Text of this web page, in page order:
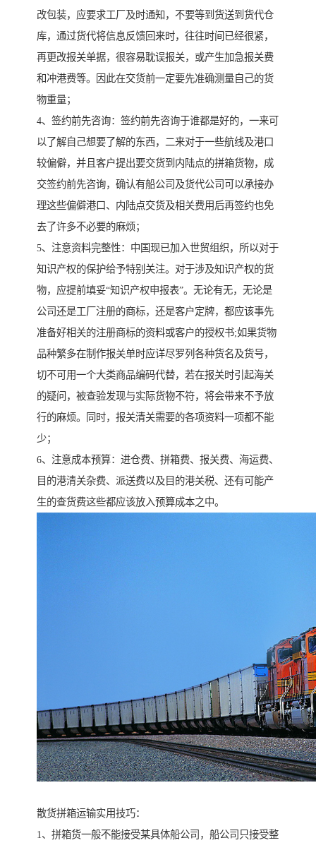
改包装，应要求工厂及时通知，不要等到货送到货代仓
库，通过货代将信息反馈回来时，往往时间已经很紧，
再更改报关单据，很容易耽误报关，或产生加急报关费
和冲港费等。因此在交货前一定要先准确测量自己的货
物重量；
4、签约前先咨询：签约前先咨询于谁都是好的，一来可
以了解自己想要了解的东西，二来对于一些航线及港口
较偏僻，并且客户提出要交货到内陆点的拼箱货物，成
交签约前先咨询，确认有船公司及货代公司可以承接办
理这些偏僻港口、内陆点交货及相关费用后再签约也免
去了许多不必要的麻烦；
5、注意资料完整性：中国现已加入世贸组织，所以对于
知识产权的保护给予特别关注。对于涉及知识产权的货
物，应提前填妥“知识产权申报表”。无论有无，无论是
公司还是工厂注册的商标，还是客户定牌，都应该事先
准备好相关的注册商标的资料或客户的授权书;如果货物
品种繁多在制作报关单时应详尽罗列各种货名及货号，
切不可用一个大类商品编码代替，若在报关时引起海关
的疑问，被查验发现与实际货物不符，将会带来不予放
行的麻烦。同时，报关清关需要的各项资料一项都不能
少；
6、注意成本预算：进仓费、拼箱费、报关费、海运费、
目的港清关杂费、派送费以及目的港关税、还有可能产
生的查货费这些都应该放入预算成本之中。
散货拼箱运输实用技巧：
1、拼箱货一般不能接受某具体船公司，船公司只接受整